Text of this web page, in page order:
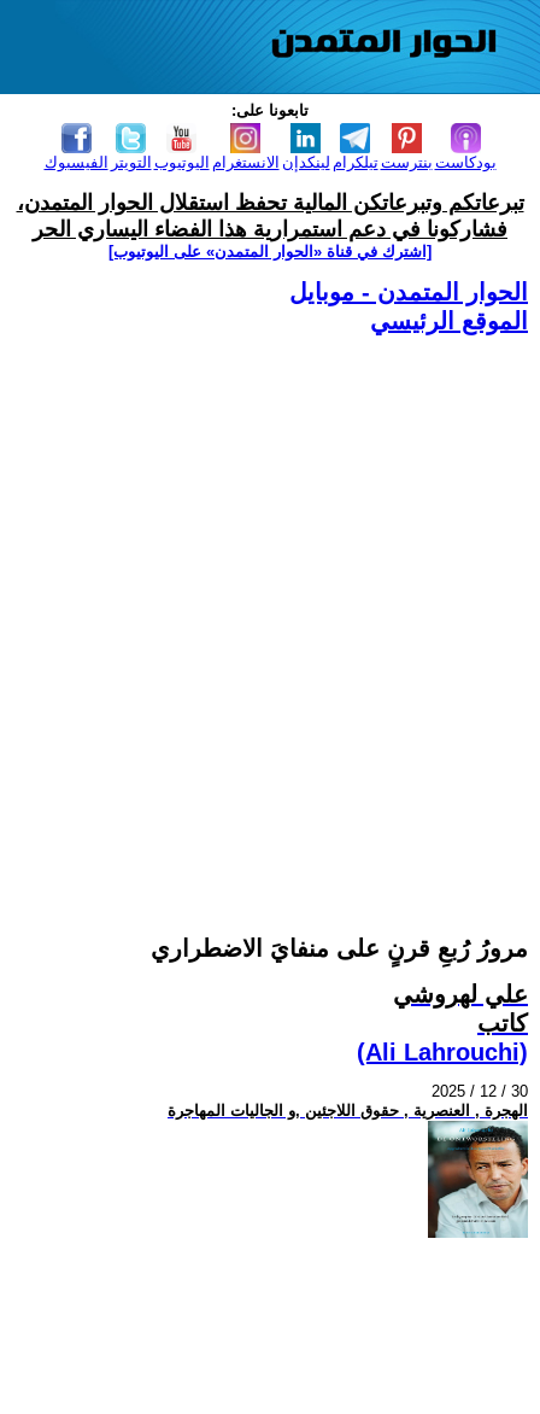
تابعونا على:
الفيسبوك التويتر اليوتيوب الانستغرام لينكدإن تيلكرامبنترست بودكاست
تبرعاتكم وتبرعاتكن المالية تحفظ استقلال الحوار المتمدن،
فشاركونا في دعم استمرارية هذا الفضاء اليساري الحر
[اشترك في قناة ‫«الحوار المتمدن» على اليوتيوب]
الحوار المتمدن - موبايل
الموقع الرئيسي
مرورُ رُبعِ قرنٍ على منفايَ الاضطراري
علي لهروشي
كاتب
(Ali Lahrouchi)
2025 / 12 / 30
الهجرة , العنصرية , حقوق اللاجئين ,و الجاليات المهاجرة